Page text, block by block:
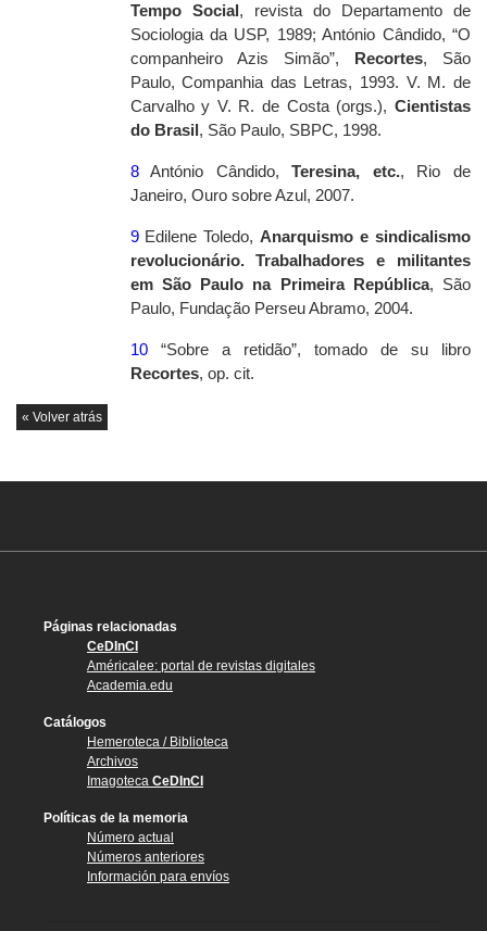
Tempo Social, revista do Departamento de
Sociologia da USP, 1989; António Cândido, “O
companheiro Azis Simão”, Recortes, São
Paulo, Companhia das Letras, 1993. V. M. de
Carvalho y V. R. de Costa (orgs.), Cientistas
do Brasil, São Paulo, SBPC, 1998.
8António Cândido,Teresina, etc., Rio de
Janeiro, Ouro sobre Azul, 2007.
9Edilene Toledo,Anarquismo e sindicalismo
revolucionário. Trabalhadores e militantes
em São Paulo na Primeira República, São
Paulo, Fundação Perseu Abramo, 2004.
10“Sobre a retidão”, tomado de su libro
Recortes, op. cit.
« Volver atrás
Páginas relacionadas
CeDInCI
Américalee: portal de revistas digitales
Academia.edu
Catálogos
Hemeroteca / Biblioteca
Archivos
Imagoteca CeDInCI
Políticas de la memoria
Número actual
Números anteriores
Información para envíos